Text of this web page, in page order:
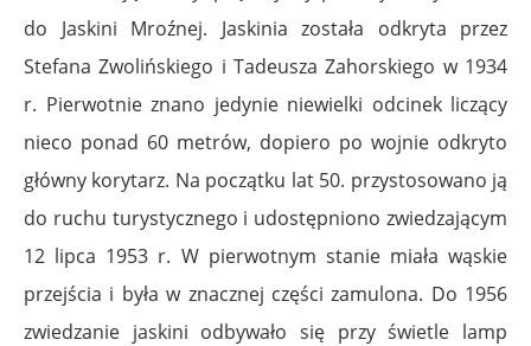
do Jaskini Mroźnej. Jaskinia została odkryta przez
Stefana Zwolińskiego i Tadeusza Zahorskiego w 1934
r. Pierwotnie znano jedynie niewielki odcinek liczący
nieco ponad 60 metrów, dopiero po wojnie odkryto
główny korytarz. Na początku lat 50. przystosowano ją
do ruchu turystycznego i udostępniono zwiedzającym
12 lipca 1953 r. W pierwotnym stanie miała wąskie
przejścia i była w znacznej części zamulona. Do 1956
zwiedzanie jaskini odbywało się przy świetle lamp